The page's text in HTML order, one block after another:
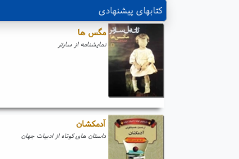
کتابهای پیشنهادی
مگس ها
نمایشنامه از سارتر
آدمکشان
داستان های کوتاه از ادبیات جهان